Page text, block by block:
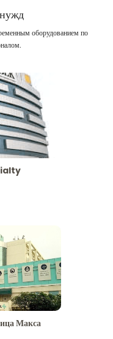
оборудованием по
Макса